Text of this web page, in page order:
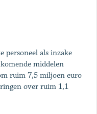
personeel als inzake
middelen
ruim 7,5 miljoen euro
over ruim 1,1